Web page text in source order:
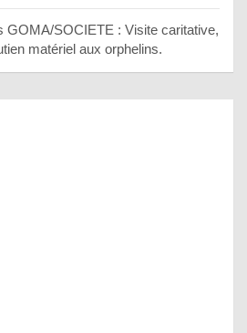
GOMA/SOCIETE : Visite caritative,
matériel aux orphelins.